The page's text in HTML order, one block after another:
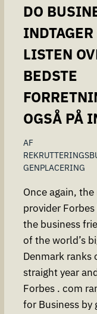
DO
LISTEN
BEDSTE
OGSÅ PÅ
AF
GENPLACERING
Once again,
provider
the business
of the world’s
Denmark ranks
straight year
Forbes . com
for Business by